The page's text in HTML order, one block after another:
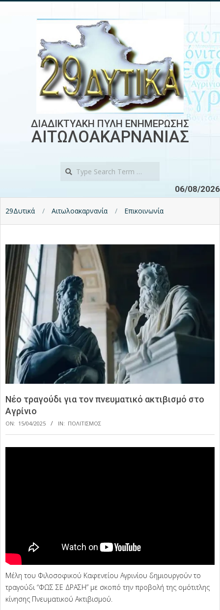
ΔΙΑΔΙΚΤΥΑΚΗ ΠΥΛΗ ΕΝΗΜΕΡΩΣΗΣ
ΑΙΤΩΛΟΑΚΑΡΝΑΝΙΑΣ
06/08/2026
29Δυτικά Αιτωλοακαρνανία Επικοινωνία
Νέο τραγούδι για τον πνευματικό ακτιβισμό στο
Αγρίνιο
ON: 15/04/2025 IN: ΠΟΛΙΤΙΣΜΟΣ
Μέλη του Φιλοσοφικού Καφενείου Αγρινίου δημιουργούν το
τραγούδι “ΦΩΣ ΣΕ ΔΡΑΣΗ” με σκοπό την προβολή της ομότιτλης
κίνησης Πνευματικού Ακτιβισμού.